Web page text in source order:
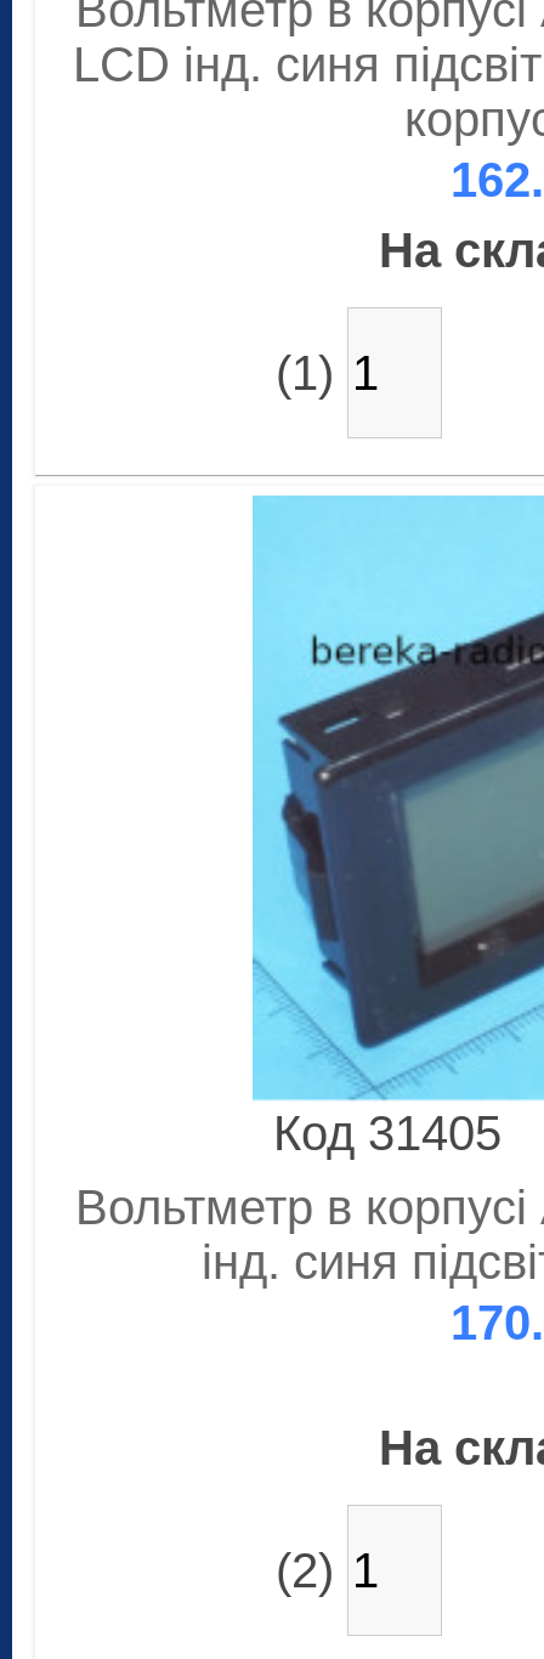
LCD інд. синя
На
(1)
Код 31405
Вольтметр в
інд. синя
На
(2)